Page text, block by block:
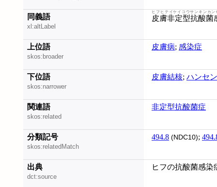
同義語
xl:altLabel
皮膚非定型抗酸菌
ヒフヒテイケイコウサンキンカン
上位語
skos:broader
皮膚病; 感染症
下位語
skos:narrower
皮膚結核; ハンセ
関連語
skos:related
非定型抗酸菌症
分類記号
skos:relatedMatch
494.8 (NDC10);
出典
dct:source
ヒフの抗酸菌感染